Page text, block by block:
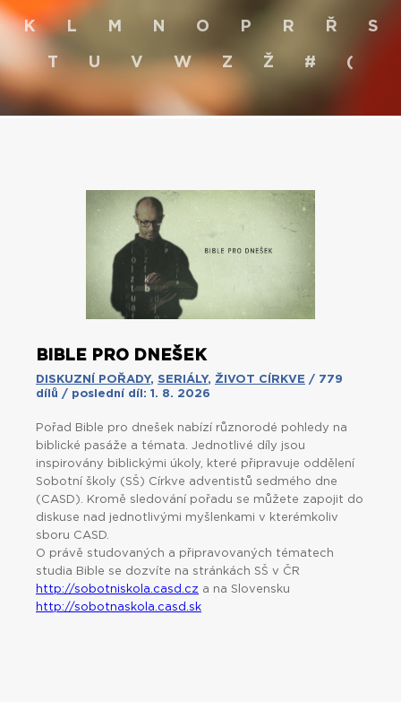
K L M N O P R Ř S
T U V W Z Ž # (
BIBLE PRO DNEŠEK
DISKUZNÍ POŘADY, SERIÁLY, ŽIVOT CÍRKVE / 779
dílů / poslední díl: 1. 8. 2026
Pořad Bible pro dnešek nabízí různorodé pohledy na
biblické pasáže a témata. Jednotlivé díly jsou
inspirovány biblickými úkoly, které připravuje oddělení
Sobotní školy (SŠ) Církve adventistů sedmého dne
(CASD). Kromě sledování pořadu se můžete zapojit do
diskuse nad jednotlivými myšlenkami v kterémkoliv
sboru CASD.
O právě studovaných a připravovaných tématech
studia Bible se dozvíte na stránkách SŠ v ČR
http://sobotniskola.casd.cz a na Slovensku
http://sobotnaskola.casd.sk